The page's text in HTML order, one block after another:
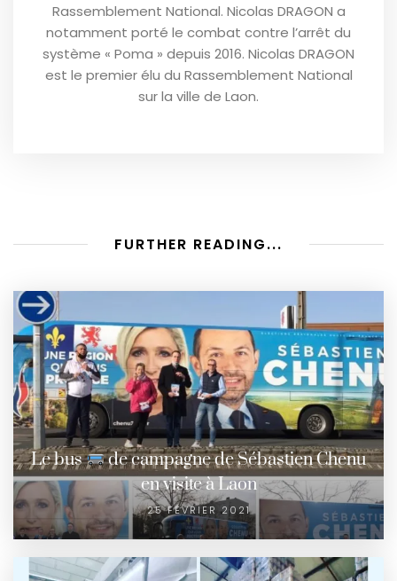
Rassemblement National. Nicolas DRAGON a
notamment porté le combat contre l’arrêt du
système « Poma » depuis 2016. Nicolas DRAGON
est le premier élu du Rassemblement National
sur la ville de Laon.
FURTHER READING...
Le bus
de campagne de Sébastien Chenu
en visite à Laon
25 FÉVRIER 2021